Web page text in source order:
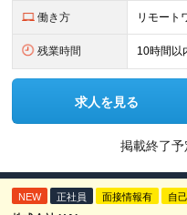
働き方 リモート
残業時間 10時間以
求人を見る
掲載終了予
NEW 正社員 面接情報有 自